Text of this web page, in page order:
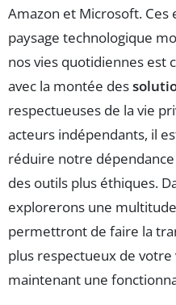
Amazon et Microsoft.
paysage technologique
nos vies quotidiennes est
avec la montée des
respectueuses de la vie
acteurs indépendants, il
réduire notre
des outils plus éthiques.
explorerons une
permettront de faire la
plus respectueux de
maintenant une